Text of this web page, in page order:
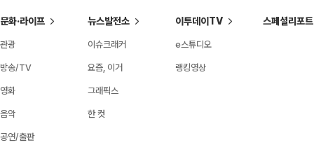
문화·라이프
관광
방송/TV
영화
음악
공연/출판
뉴스발전소
이슈크래커
요즘, 이거
그래픽스
한 컷
이투데이TV
e스튜디오
랭킹영상
스페셜리포트